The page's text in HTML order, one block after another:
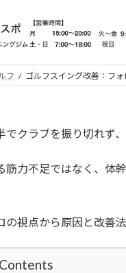
フ ゴルフスイング改善：フ
でクラブを振り切れず
筋力不足ではなく、体
の視点から原因と改善法